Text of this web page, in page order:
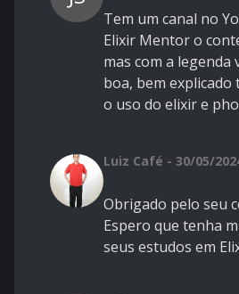
Tem um canal no
Elixir Mentor o
mas com a legenda
boa, bem explicado
o uso do elixir e
Luiz Café - 30/05/
Obrigado pelo seu
Espero que tenha
seus estudos em